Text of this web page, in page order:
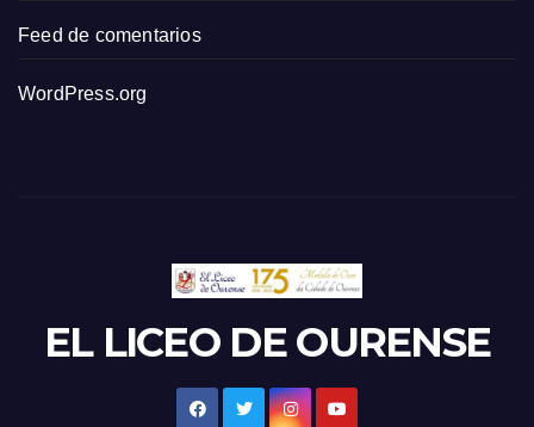
Feed de comentarios
WordPress.org
EL LICEO DE OURENSE